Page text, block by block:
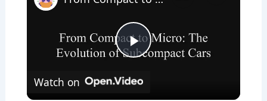
P
Watch on